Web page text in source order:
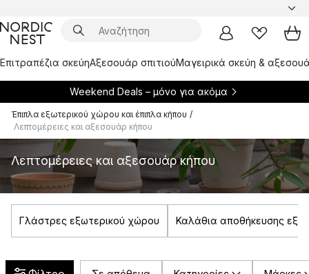
Επιτραπέζια σκεύηΑξεσουάρ σπιτιούΜαγειρικά σκεύη &
Weekend Deals – μόνο για ακόμα
Έπιπλα εξωτερικού χώρου και έπιπλα κήπου /
Λεπτομέρειες και αξεσουάρ κήπου
Λεπτομέρειες και αξεσουάρ κήπου
Γλάστρες εξωτερικού χώρου Καλάθια αποθήκευσης